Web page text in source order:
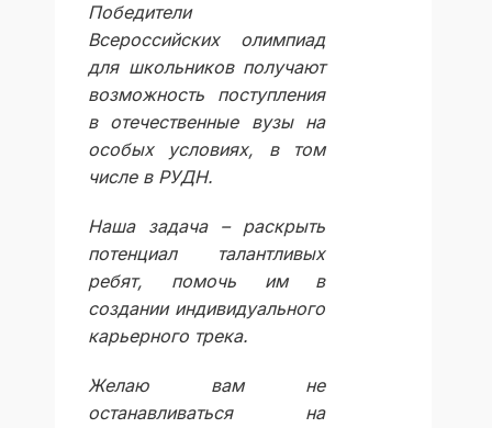
Победители
Всероссийских олимпиад
для школьников получают
возможность поступления
в отечественные вузы на
особых условиях, в том
числе в РУДН.
Наша задача – раскрыть
потенциал талантливых
ребят, помочь им в
создании индивидуального
карьерного трека.
Желаю вам не
останавливаться на